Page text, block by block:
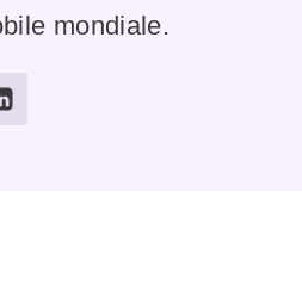
mondiale.